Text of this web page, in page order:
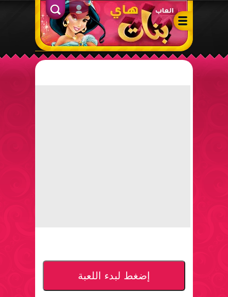
ألعاب بنات هاي – أفضل ألعاب تلبيس، مكياج، طبخ وأنشطة ممتعة
الدخول
إضغط لبدء اللعبة